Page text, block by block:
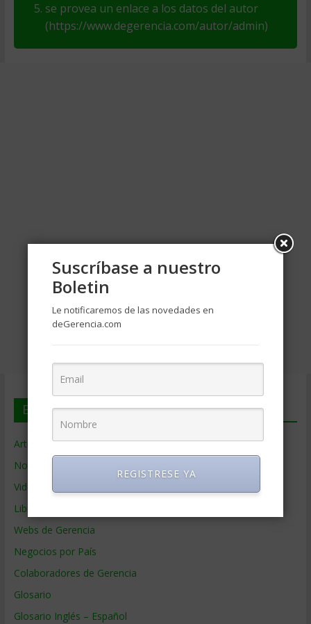
se provea un enlace a los datos del autor
(https://www.degerencia.com/autor/admin)
En deGerencia.com
Artículos de Gerencia
Noticias de Gerencia
Videos de Gerencia
Libros de Gerencia
Webs de Gerencia
Negocios por País
Colaboradores de Gerencia
Glosario
Glosario Inglés – Español
Suscríbase a nuestro
Boletin
Le notificaremos de las novedades en
deGerencia.com
REGISTRESE YA